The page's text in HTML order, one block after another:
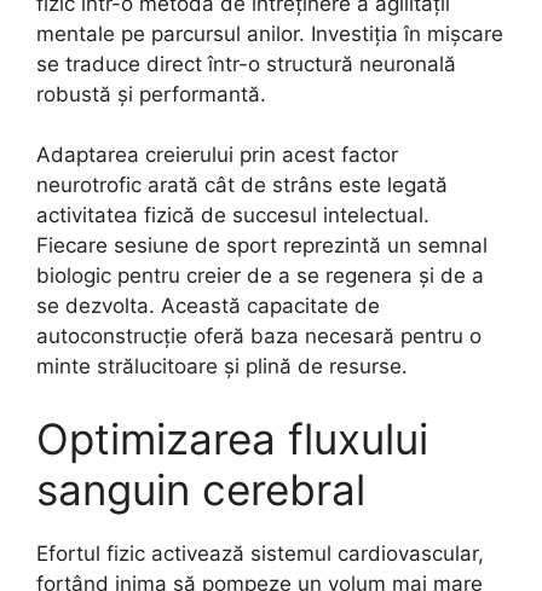
mentale pe parcursul anilor. Investiția în mișcare
se traduce direct într-o structură neuronală
robustă și performantă.
Adaptarea creierului prin acest factor
neurotrofic arată cât de strâns este legată
activitatea fizică de succesul intelectual.
Fiecare sesiune de sport reprezintă un semnal
biologic pentru creier de a se regenera și de a
se dezvolta. Această capacitate de
autoconstrucție oferă baza necesară pentru o
minte strălucitoare și plină de resurse.
Optimizarea fluxului
sanguin cerebral
Efortul fizic activează sistemul cardiovascular,
forțând inima să pompeze un volum mai mare